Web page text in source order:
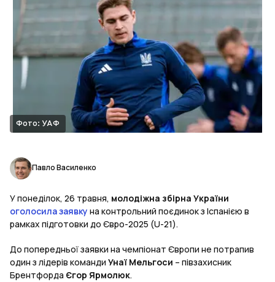
Фото: УАФ
Павло Василенко
У понеділок, 26 травня, молодіжна збірна України
оголосила заявку на контрольний поєдинок з Іспанією в
рамках підготовки до Євро-2025 (U-21).
До попередньої заявки на чемпіонат Європи не потрапив
один з лідерів команди Унаї Мельгоси – півзахисник
Брентфорда Єгор Ярмолюк.